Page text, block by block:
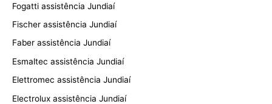
Fogatti assistência Jundiaí
Fischer assistência Jundiaí
Faber assistência Jundiaí
Esmaltec assistência Jundiaí
Elettromec assistência Jundiaí
Electrolux assistência Jundiaí